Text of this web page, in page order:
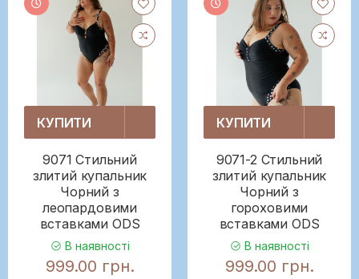
КУПИТИ
9071 Стильний
злитий купальник
Чорний з
леопардовими
вставками ODS
В наявності
999.00 грн.
КУПИТИ
9071-2 Стильний
злитий купальник
Чорний з
гороховими
вставками ODS
В наявності
999.00 грн.